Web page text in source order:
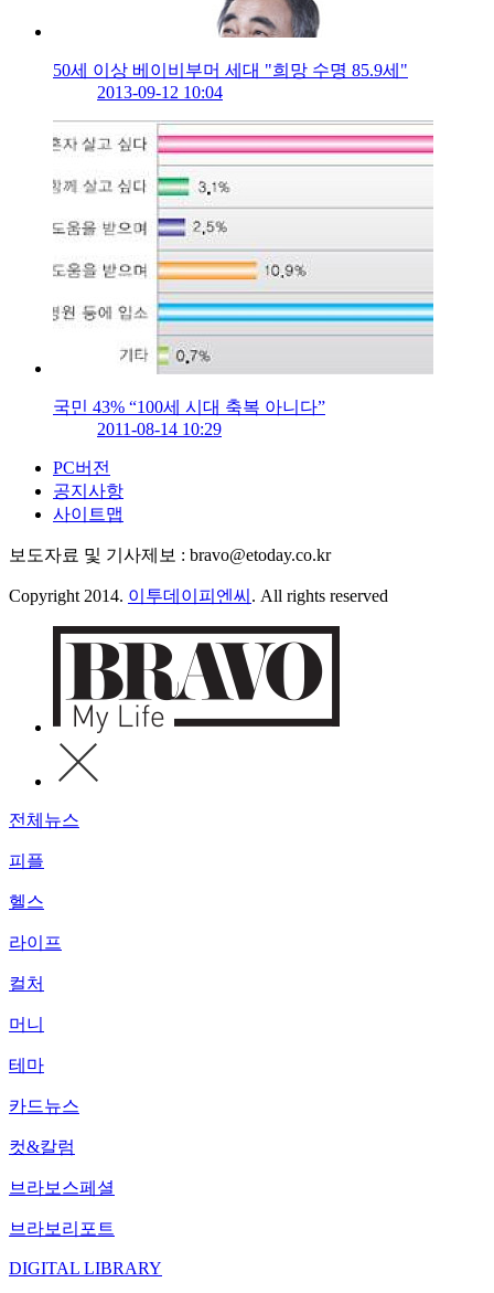
50세 이상 베이비부머 세대 "희망 수명 85.9세"
2013-09-12 10:04
국민 43% “100세 시대 축복 아니다”
2011-08-14 10:29
PC버전
공지사항
사이트맵
보도자료 및 기사제보 : bravo@etoday.co.kr
Copyright 2014. 이투데이피엔씨 . All rights reserved
전체뉴스
피플
헬스
라이프
컬처
머니
테마
카드뉴스
컷&칼럼
브라보스페셜
브라보리포트
DIGITAL LIBRARY